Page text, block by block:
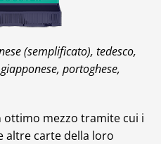
(semplificato), tedesco,
portoghese,
ottimo mezzo tramite cui i
altre carte della loro